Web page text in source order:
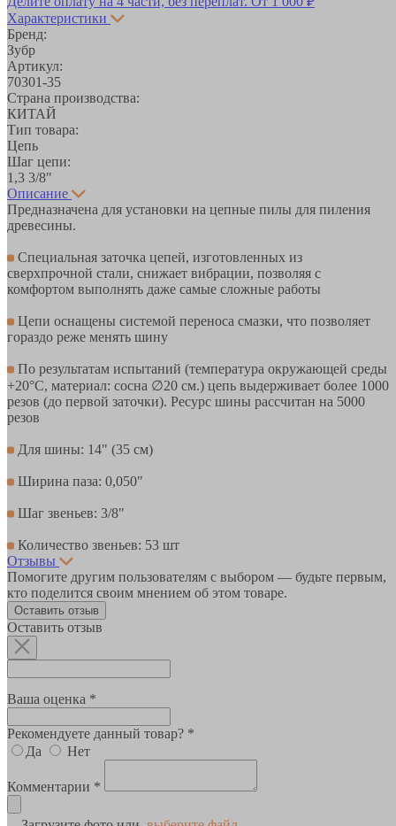
Характеристики
Бренд:
Зубр
Артикул:
70301-35
Страна производства:
КИТАЙ
Тип товара:
Цепь
Шаг цепи:
1,3 3/8"
Описание
Предназначена для установки на цепные пилы для пиления
древесины.
Специальная заточка цепей, изготовленных из
сверхпрочной стали, снижает вибрации, позволяя с
комфортом выполнять даже самые сложные работы
Цепи оснащены системой переноса смазки, что позволяет
гораздо реже менять шину
По результатам испытаний (температура окружающей среды
+20°С, материал: сосна ∅20 см.) цепь выдерживает более 1000
резов (до первой заточки). Ресурс шины рассчитан на 5000
резов
Для шины: 14" (35 см)
Ширина паза: 0,050"
Шаг звеньев: 3/8"
Количество звеньев: 53 шт
Отзывы
Помогите другим пользователям с выбором — будьте первым,
кто поделится своим мнением об этом товаре.
Оставить отзыв
Оставить отзыв
Ваша оценка *
Рекомендуете данный товар? *
Да
Нет
Комментарии *